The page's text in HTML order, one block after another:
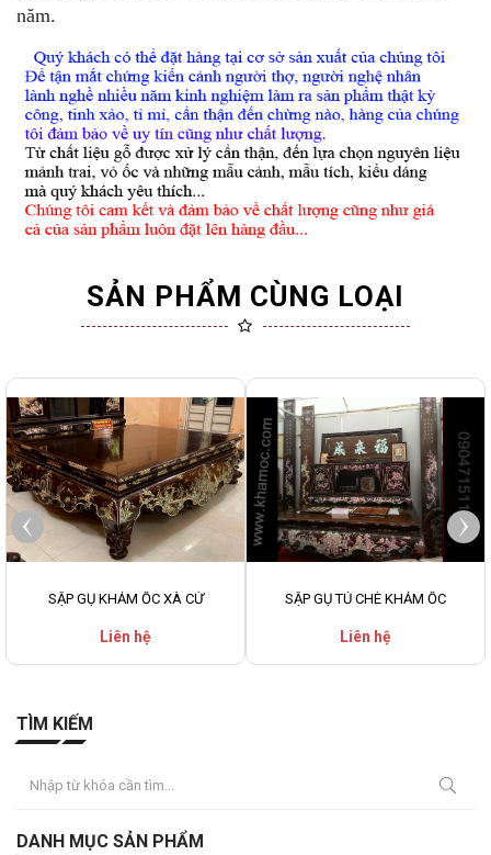
năm.
SẢN PHẨM CÙNG LOẠI
SẬP GỤ KHẢM ỐC XÀ CỪ
Liên hệ
SẬP GỤ TỦ CHÈ KHẢM ỐC
Liên hệ
TÌM KIẾM
DANH MỤC SẢN PHẨM